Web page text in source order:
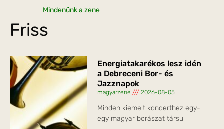
Mindenünk a zene
Friss
Energiatakarékos lesz idén
a Debreceni Bor- és
Jazznapok
magyarzene 2026-08-05
Minden kiemelt koncerthez egy-
egy magyar borászat társul